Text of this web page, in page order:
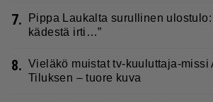
7.
Pippa Laukalta surullinen ulostulo:
kädestä irti…”
8. Vieläkö muistat tv-kuuluttaja-missi
Tiluksen – tuore kuva